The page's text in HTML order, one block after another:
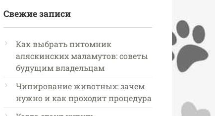
Свежие записи
Как выбрать питомник
аляскинских маламутов: советы
будущим владельцам
Чипирование животных: зачем
нужно и как проходит процедура